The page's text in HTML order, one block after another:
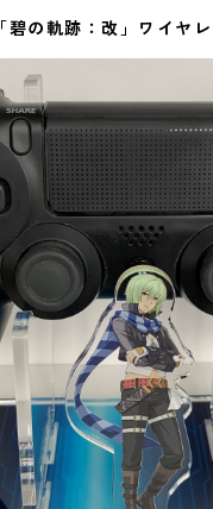
「碧の軌跡：改」ワイヤ